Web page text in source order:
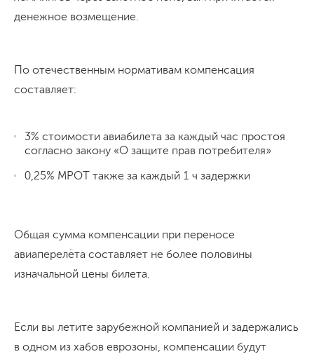
денежное возмещение.
По отечественным нормативам компенсация
составляет:
3% стоимости авиабилета за каждый час простоя
согласно закону «О защите прав потребителя»
0,25% МРОТ также за каждый 1 ч задержки
Общая сумма компенсации при переносе
авиаперелёта составляет не более половины
изначальной цены билета.
Если вы летите зарубежной компанией и задержались
в одном из хабов еврозоны, компенсации будут